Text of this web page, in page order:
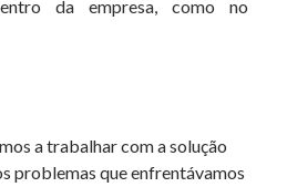
da empresa, como no
a trabalhar com a solução
problemas que enfrentávamos